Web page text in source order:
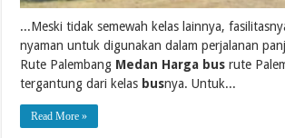
...Meski tidak semewah kelas lainnya,
nyaman untuk digunakan dalam perjalanan
Rute Palembang Medan Harga bus rute
tergantung dari kelas busnya. Untuk...
Read More »